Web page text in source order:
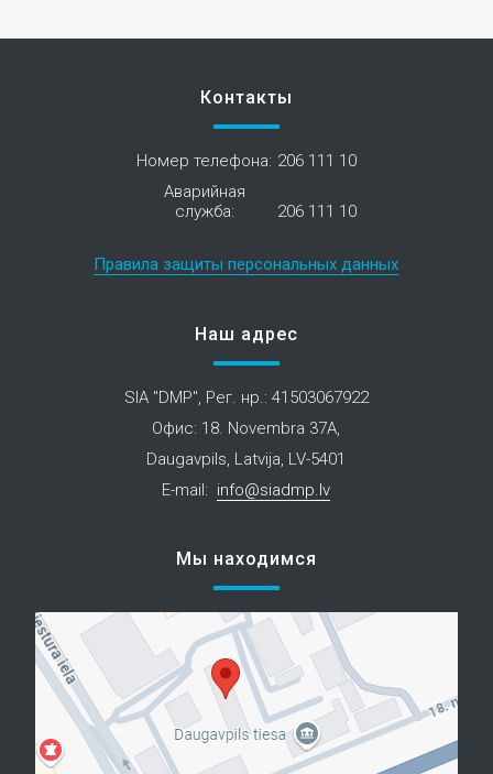
Контакты
Номер телефона: 206 111 10
Аварийная
служба:
206 111 10
Правила защиты персональных данных
Наш адрес
SIA "DMP", Рег. нр.: 41503067922
Офис: 18. Novembra 37A,
Daugavpils, Latvija, LV-5401
E-mail: info@siadmp.lv
Мы находимся